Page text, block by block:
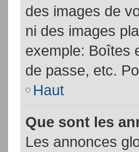
des images de
ni des images
exemple: Boîtes
de passe, etc.
Haut
Que sont les
Les annonces